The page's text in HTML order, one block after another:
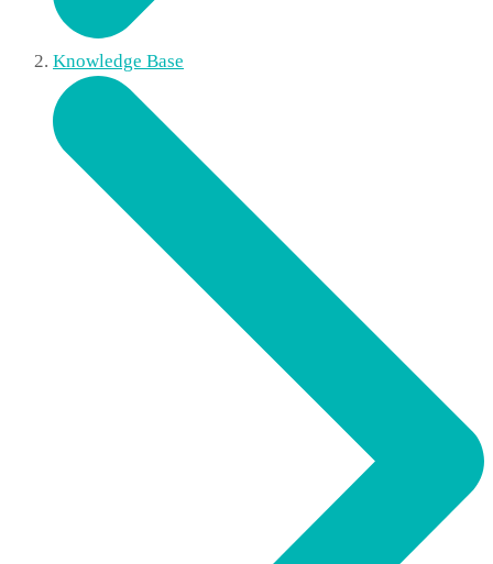
Knowledge Base